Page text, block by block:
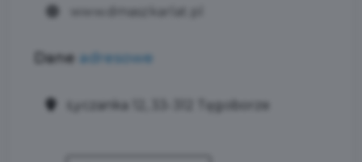
www.dmaszkarlat.pl
Dane adresowe
Łyczanka 12, 33-312 Tęgoborze